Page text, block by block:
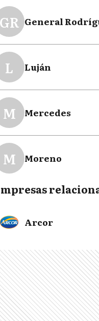
GR General
L Luján
M Mercedes
M Moreno
Arcor